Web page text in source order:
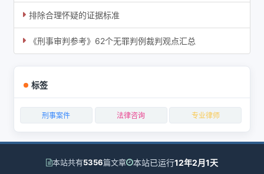
排除合理怀疑的证据标准
《刑事审判参考》62个无罪判例裁判观点汇总
标签
刑事案件 法律咨询 专业律师
本站共有5356篇文章 本站已运行12年2月1天